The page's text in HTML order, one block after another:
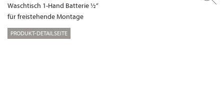
Waschtisch 1-Hand Batterie ½“
für freistehende Montage
PRODUKT-DETAILSEITE